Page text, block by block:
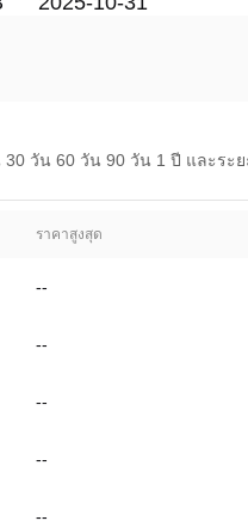
วัน 60 วัน 90 วัน 1 ปี และระย
ราคาสูงสุด
--
--
--
--
--